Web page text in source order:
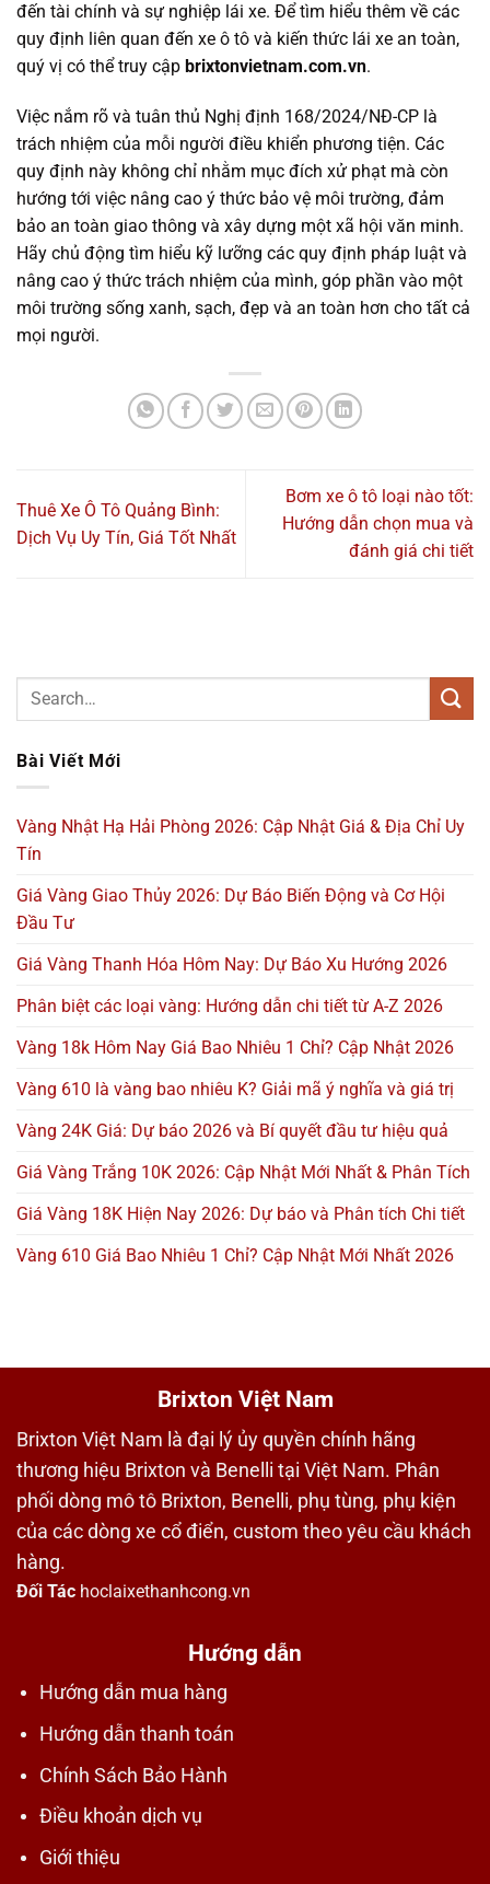
đến tài chính và sự nghiệp lái xe. Để tìm hiểu thêm về các
quy định liên quan đến xe ô tô và kiến thức lái xe an toàn,
quý vị có thể truy cập brixtonvietnam.com.vn.
Việc nắm rõ và tuân thủ Nghị định 168/2024/NĐ-CP là
trách nhiệm của mỗi người điều khiển phương tiện. Các
quy định này không chỉ nhằm mục đích xử phạt mà còn
hướng tới việc nâng cao ý thức bảo vệ môi trường, đảm
bảo an toàn giao thông và xây dựng một xã hội văn minh.
Hãy chủ động tìm hiểu kỹ lưỡng các quy định pháp luật và
nâng cao ý thức trách nhiệm của mình, góp phần vào một
môi trường sống xanh, sạch, đẹp và an toàn hơn cho tất cả
mọi người.
Thuê Xe Ô Tô Quảng Bình:
Dịch Vụ Uy Tín, Giá Tốt Nhất
Bơm xe ô tô loại nào tốt:
Hướng dẫn chọn mua và
đánh giá chi tiết
Bài Viết Mới
Vàng Nhật Hạ Hải Phòng 2026: Cập Nhật Giá & Địa Chỉ Uy
Tín
Giá Vàng Giao Thủy 2026: Dự Báo Biến Động và Cơ Hội
Đầu Tư
Giá Vàng Thanh Hóa Hôm Nay: Dự Báo Xu Hướng 2026
Phân biệt các loại vàng: Hướng dẫn chi tiết từ A-Z 2026
Vàng 18k Hôm Nay Giá Bao Nhiêu 1 Chỉ? Cập Nhật 2026
Vàng 610 là vàng bao nhiêu K? Giải mã ý nghĩa và giá trị
Vàng 24K Giá: Dự báo 2026 và Bí quyết đầu tư hiệu quả
Giá Vàng Trắng 10K 2026: Cập Nhật Mới Nhất & Phân Tích
Giá Vàng 18K Hiện Nay 2026: Dự báo và Phân tích Chi tiết
Vàng 610 Giá Bao Nhiêu 1 Chỉ? Cập Nhật Mới Nhất 2026
Brixton Việt Nam
Brixton Việt Nam là đại lý ủy quyền chính hãng
thương hiệu Brixton và Benelli tại Việt Nam. Phân
phối dòng mô tô Brixton, Benelli, phụ tùng, phụ kiện
của các dòng xe cổ điển, custom theo yêu cầu khách
hàng.
Đối Tác hoclaixethanhcong.vn
Hướng dẫn
Hướng dẫn mua hàng
Hướng dẫn thanh toán
Chính Sách Bảo Hành
Điều khoản dịch vụ
Giới thiệu